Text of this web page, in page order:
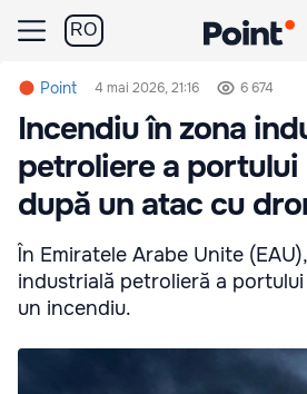
RO
Point 4 mai 2026, 21:16 6 674
Incendiu în zona
petroliere a portului
după un atac cu
În Emiratele Arabe Unite
industrială petrolieră a
un incendiu.